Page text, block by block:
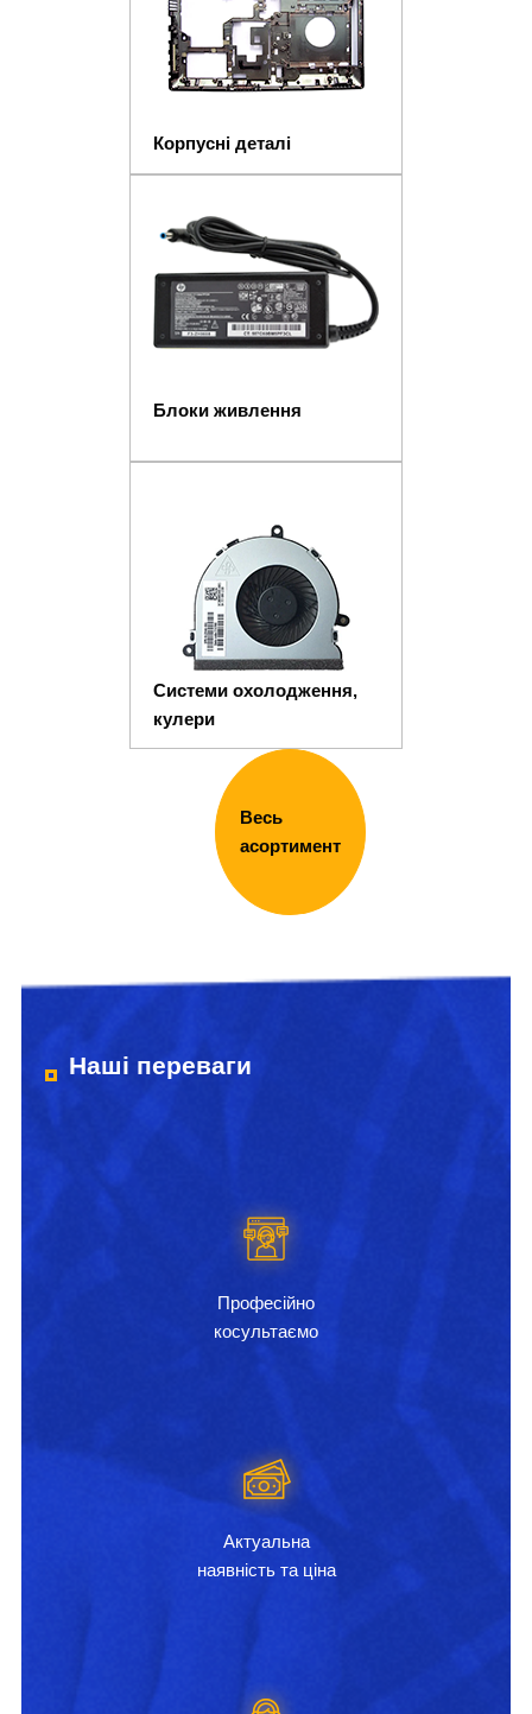
Корпусні деталі
Блоки живлення
Системи охолодження,
кулери
Весь
асортимент
Наші переваги
Професійно
косультаємо
Актуальна
наявність та ціна